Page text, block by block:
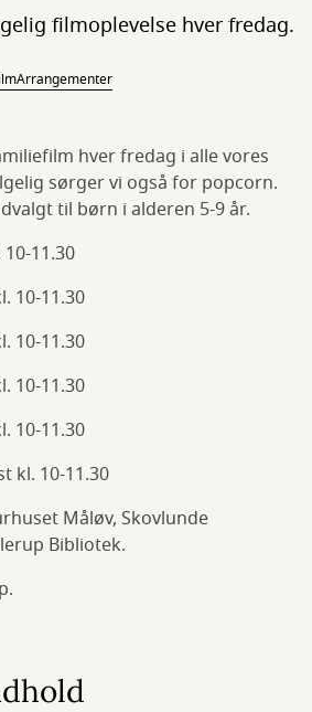
filmoplevelse hver fredag.
Arrangementer
hver fredag i alle vores
sørger vi også for popcorn.
til børn i alderen 5-9 år.
11.30
10-11.30
10-11.30
10-11.30
10-11.30
kl. 10-11.30
Måløv, Skovlunde
Bibliotek.